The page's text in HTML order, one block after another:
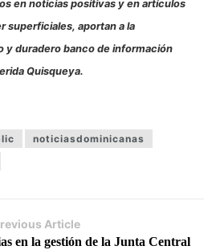
en noticias positivas y en artículos
superficiales, aportan a la
y duradero banco de información
Quisqueya.
noticiasdominicanas
Article
en la gestión de la Junta Central